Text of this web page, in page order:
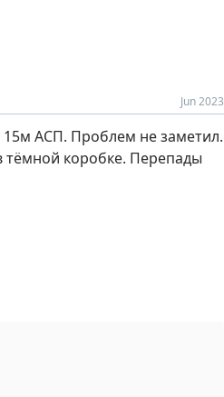
Jun 2023
15м АСП. Проблем не заметил.
тёмной коробке. Перепады